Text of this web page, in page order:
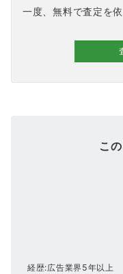
一度、無料で査定を
こ
経歴:広告業界5年以上